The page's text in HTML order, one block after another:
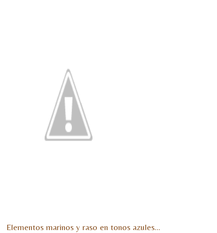
Elementos marinos y raso en tonos azules…